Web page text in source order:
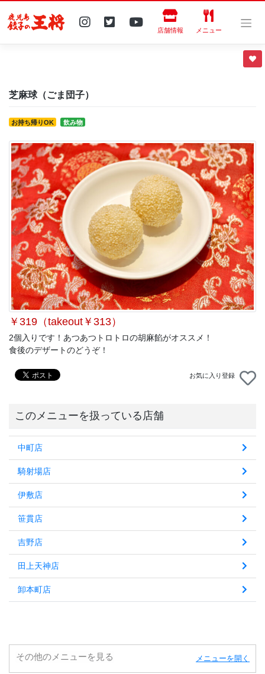
content
店舗情報 メニュー
芝麻球（ごま団子）
お持ち帰りOK 飲み物
￥319（takeout￥313）
2個入りです！あつあつトロトロの胡麻餡がオススメ！
食後のデザートのどうぞ！
お気に入り登録
このメニューを扱っている店舗
中町店
騎射場店
伊敷店
笹貫店
吉野店
田上天神店
卸本町店
その他のメニューを見る メニューを開く